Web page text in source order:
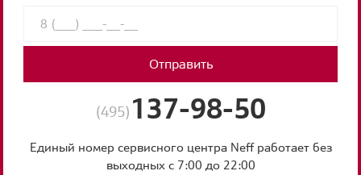
Отправить
(495) 137-98-50
Единый номер сервисного центра Neff работает без
выходных с 7:00 до 22:00